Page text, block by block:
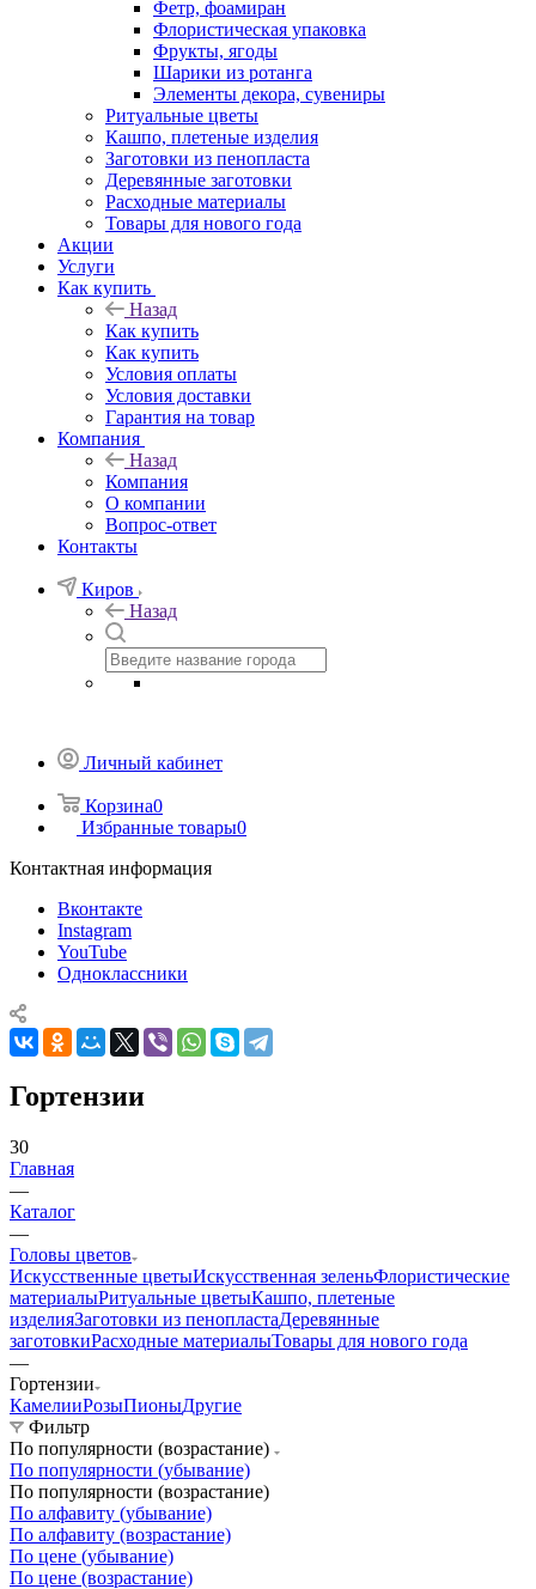
Фетр, фоамиран
Флористическая упаковка
Фрукты, ягоды
Шарики из ротанга
Элементы декора, сувениры
Ритуальные цветы
Кашпо, плетеные изделия
Заготовки из пенопласта
Деревянные заготовки
Расходные материалы
Товары для нового года
Акции
Услуги
Как купить
Назад
Как купить
Как купить
Условия оплаты
Условия доставки
Гарантия на товар
Компания
Назад
Компания
О компании
Вопрос-ответ
Контакты
Киров
Назад
Личный кабинет
Корзина0
Избранные товары0
Контактная информация
Вконтакте
Instagram
YouTube
Одноклассники
Гортензии
30
Главная
—
Каталог
—
Головы цветов
Искусственные цветыИскусственная зеленьФлористические
материалыРитуальные цветыКашпо, плетеные
изделияЗаготовки из пенопластаДеревянные
заготовкиРасходные материалыТовары для нового года
—
Гортензии
КамелииРозыПионыДругие
Фильтр
По популярности (возрастание)
По популярности (убывание)
По популярности (возрастание)
По алфавиту (убывание)
По алфавиту (возрастание)
По цене (убывание)
По цене (возрастание)